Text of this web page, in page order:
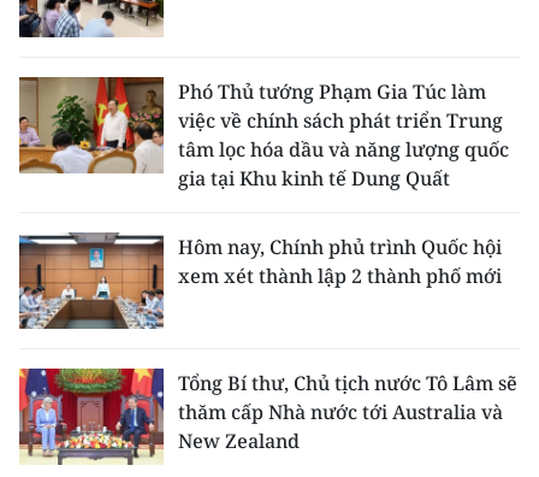
Phó Thủ tướng Phạm Gia Túc làm
việc về chính sách phát triển Trung
tâm lọc hóa dầu và năng lượng quốc
gia tại Khu kinh tế Dung Quất
Hôm nay, Chính phủ trình Quốc hội
xem xét thành lập 2 thành phố mới
Tổng Bí thư, Chủ tịch nước Tô Lâm sẽ
thăm cấp Nhà nước tới Australia và
New Zealand